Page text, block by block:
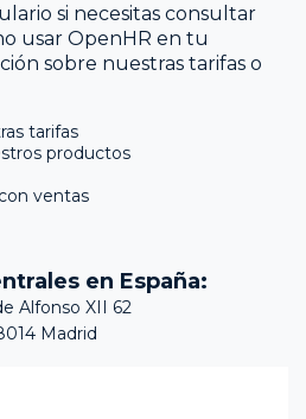
si necesitas consultar
usar OpenHR en tu
sobre nuestras tarifas o
tarifas
productos
ventas
en España:
Alfonso XII 62
Madrid